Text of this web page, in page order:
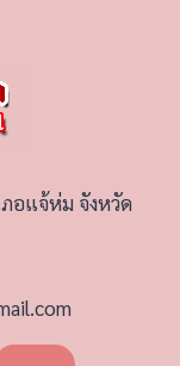
อแจ้ห่ม จังหวัด